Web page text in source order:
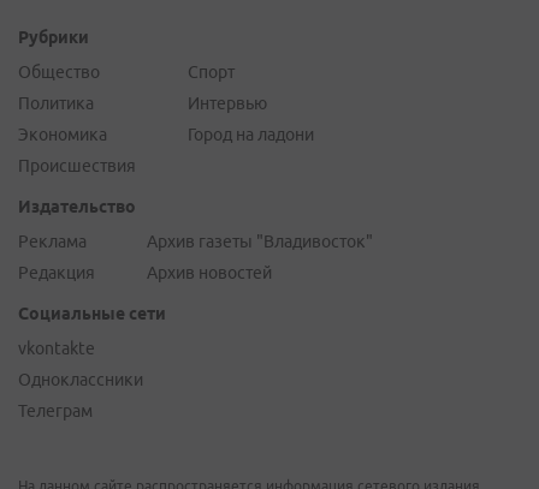
Рубрики
Общество
Политика
Экономика
Происшествия
Спорт
Интервью
Город на ладони
Издательство
Реклама
Редакция
Архив газеты "Владивосток"
Архив новостей
Социальные сети
vkontakte
Одноклассники
Телеграм